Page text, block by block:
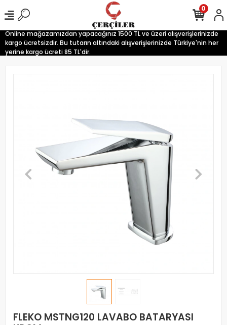
Online mağazamızdan yapacağınız 1500 TL ve üzeri alışverişlerinizde
kargo ücretsizdir. Bu tutarın altındaki alışverişlerinizde Türkiye'nin her
yerine kargo ücreti 85 TL'dir.
0
FLEKO MSTNG120 LAVABO BATARYASI